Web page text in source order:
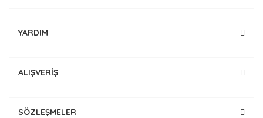
YARDIM
ALIŞVERİŞ
SÖZLEŞMELER